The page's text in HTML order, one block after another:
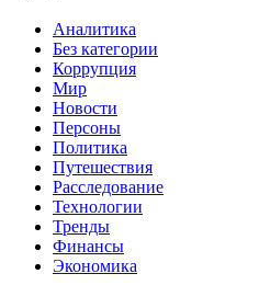
Аналитика
Без категории
Коррупция
Мир
Новости
Персоны
Политика
Путешествия
Расследование
Технологии
Тренды
Финансы
Экономика